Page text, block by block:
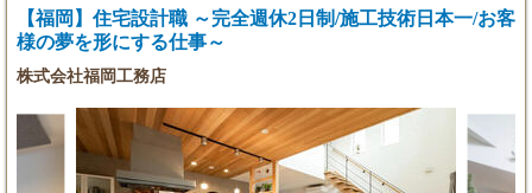
◆想定年収
480万円～750万円
実績：基本給4ヶ月分/年
援までを多角的に行うコンサルティングファームとして、オフィ
スに新たな価値をつくる為のワークシーンを議論・デザインし、
「働く人と働く場所の未来をつくる」ためのアイデアや施策を提
示しています。 ◇◆仕事のやりがい◆◇ お客様の要望を汲み取
イメージまでは持てていないお客様には要件整理から携わり、ヒ
アリングした内容をもとにコンセプトからご提案します。 「企業
成長を叶える働き方が出来るオフィス」を軸にコンサルティング
目線のデザインが出来、またお客様ごとに異なるワークプレイス
【福岡】住宅設計職 ～完全週休2日制/施工技術日本一/お客
様の夢を形にする仕事～
株式会社福岡工務店